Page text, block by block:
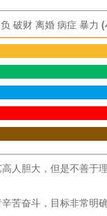
破财 离婚 病症 暴力 (
人胆大，但是不善于
苦奋斗，目标非常明确